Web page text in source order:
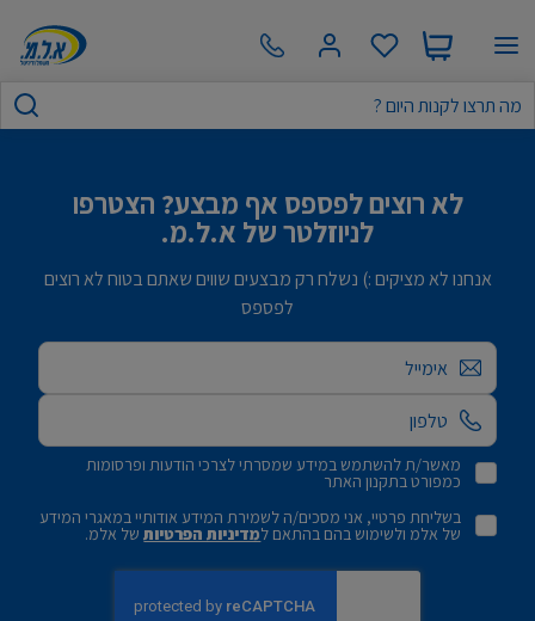
לא רוצים לפספס אף מבצע? הצטרפו
לניוזלטר של א.ל.מ.
אנחנו לא מציקים :) נשלח רק מבצעים שווים שאתם בטוח לא רוצים
לפספס
אימייל
מאשר/ת להשתמש במידע שמסרתי לצרכי הודעות ופרסומות
כמפורט בתקנון האתר
בשליחת פרטיי, אני מסכים/ה לשמירת המידע אודותיי במאגרי המידע
של אלמ ולשימוש בהם בהתאם למדיניות הפרטיותשל אלמ.